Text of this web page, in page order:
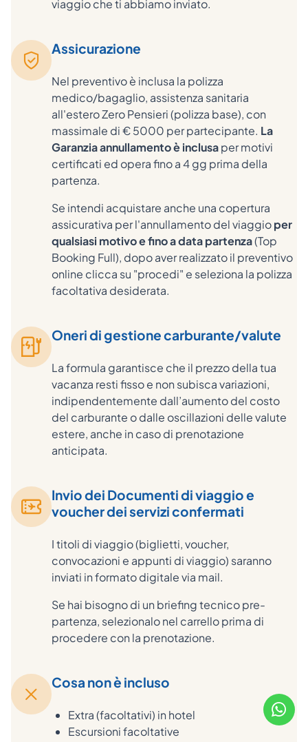
viaggio che ti abbiamo inviato.
Assicurazione
Nel preventivo è inclusa la polizza
medico/bagaglio, assistenza sanitaria
all'estero Zero Pensieri (polizza base), con
massimale di € 5000 per partecipante. La
Garanzia annullamento è inclusaper motivi
certificati ed opera fino a 4 gg prima della
partenza.
Se intendi acquistare anche una copertura
assicurativa per l'annullamento del viaggioper
qualsiasi motivo e fino a data partenza(Top
Booking Full), dopo aver realizzato il preventivo
online clicca su "procedi" e seleziona la polizza
facoltativa desiderata.
Oneri di gestione carburante/valute
La formula garantisce che il prezzo della tua
vacanza resti fisso e non subisca variazioni,
indipendentemente dall’aumento del costo
del carburante o dalle oscillazioni delle valute
estere, anche in caso di prenotazione
anticipata.
Invio dei Documenti di viaggio e
voucher dei servizi confermati
I titoli di viaggio (biglietti, voucher,
convocazioni e appunti di viaggio) saranno
inviati in formato digitale via mail.
Se hai bisogno di un briefing tecnico pre-
partenza, selezionalo nel carrello prima di
procedere con la prenotazione.
Cosa non è incluso
Extra (facoltativi) in hotel
Escursioni facoltative